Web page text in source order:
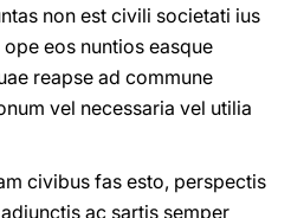
non est civili societati ius
eos nuntios easque
reapse ad commune
vel necessaria vel utilia
civibus fas esto, perspectis
ac sartis semper